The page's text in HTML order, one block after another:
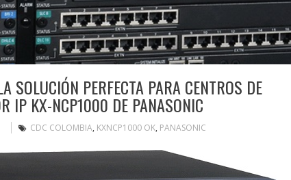
SOLUCIÓN PERFECTA PARA CENTROS DE
IP KX-NCP1000 DE PANASONIC
CDC COLOMBIA, KXNCP1000 OK, PANASONIC